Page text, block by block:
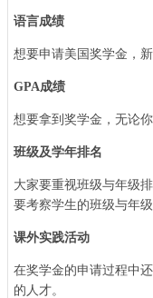
语言成绩
想要申请美国奖学金，
GPA成绩
想要拿到奖学金，无论
班级及学年排名
大家要重视班级与年级
要考察学生的班级与年级
课外实践活动
在奖学金的申请过程中
的人才。